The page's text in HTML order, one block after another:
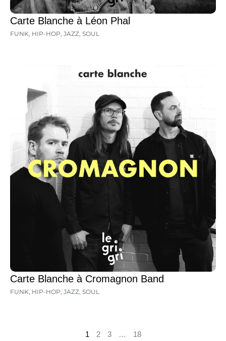
Carte Blanche à Léon Phal
FUNK, HIP-HOP, JAZZ, SOUL
Carte Blanche à Cromagnon Band
FUNK, HIP-HOP, JAZZ, SOUL
1 2 3 … 18